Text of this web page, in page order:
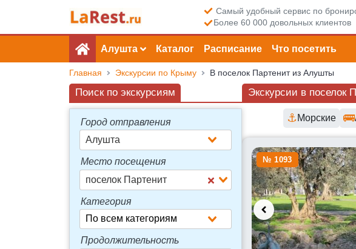
Самый удобный сервис по
Более 60 000 довольных клиентов
Алушта Каталог Расписание Что посетить
Главная Экскурсии по Крыму В поселок Партенит из Алушты
Экскурсии в поселок
⚓Морские 🚌
№ 1093
Поиск по экскурсиям
Город отправления
Алушта
Место посещения
поселок Партенит
Категория
Продолжительность